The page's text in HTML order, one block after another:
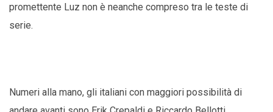
promettente Luz non è neanche compreso tra le teste di
serie.
Numeri alla mano, gli italiani con maggiori possibilità di